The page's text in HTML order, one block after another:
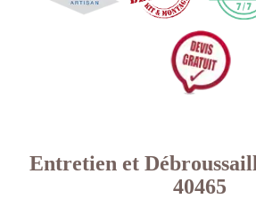
Entretien et
40465